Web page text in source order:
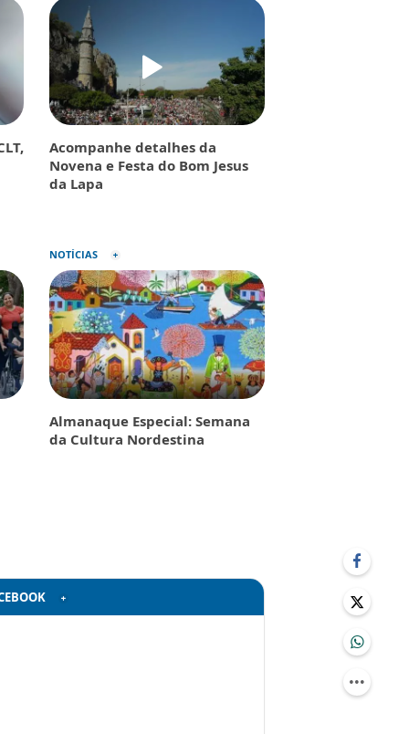
Acompanhe detalhes da
Novena e Festa do Bom Jesus
da Lapa
NOTÍCIAS
Almanaque Especial: Semana
da Cultura Nordestina